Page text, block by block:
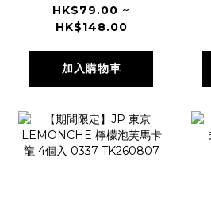
舌餅 4533
TK260807
HK$79.00 ~
HK$148.00
加入購物車